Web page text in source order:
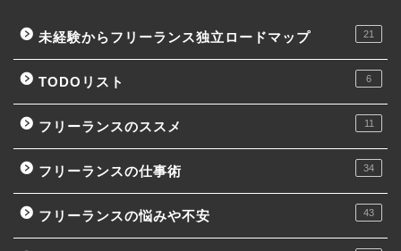
未経験からフリーランス独立ロードマップ 21
TODOリスト 6
フリーランスのススメ 11
フリーランスの仕事術 34
フリーランスの悩みや不安 43